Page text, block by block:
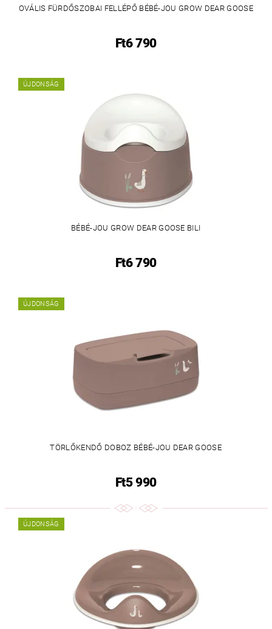
OVÁLIS FÜRDŐSZOBAI FELLÉPŐ BÉBÉ-JOU GROW DEAR GOOSE
Ft6 790
ÚJDONSÁG
BÉBÉ-JOU GROW DEAR GOOSE BILI
Ft6 790
ÚJDONSÁG
TÖRLŐKENDŐ DOBOZ BÉBÉ-JOU DEAR GOOSE
Ft5 990
ÚJDONSÁG